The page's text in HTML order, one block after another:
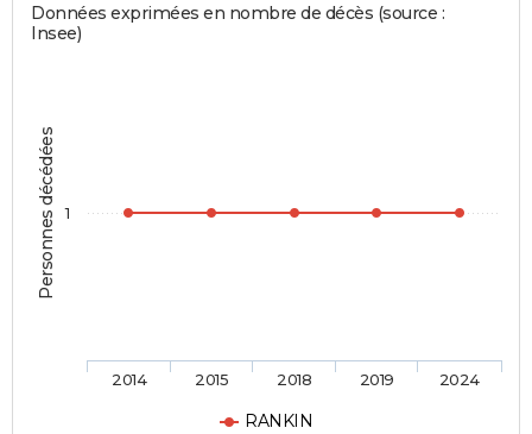
Personnes décédées
Données exprimées en nombre de décès (source :
Insee)
RANKIN
2014 2015 2018 2019 2024
1